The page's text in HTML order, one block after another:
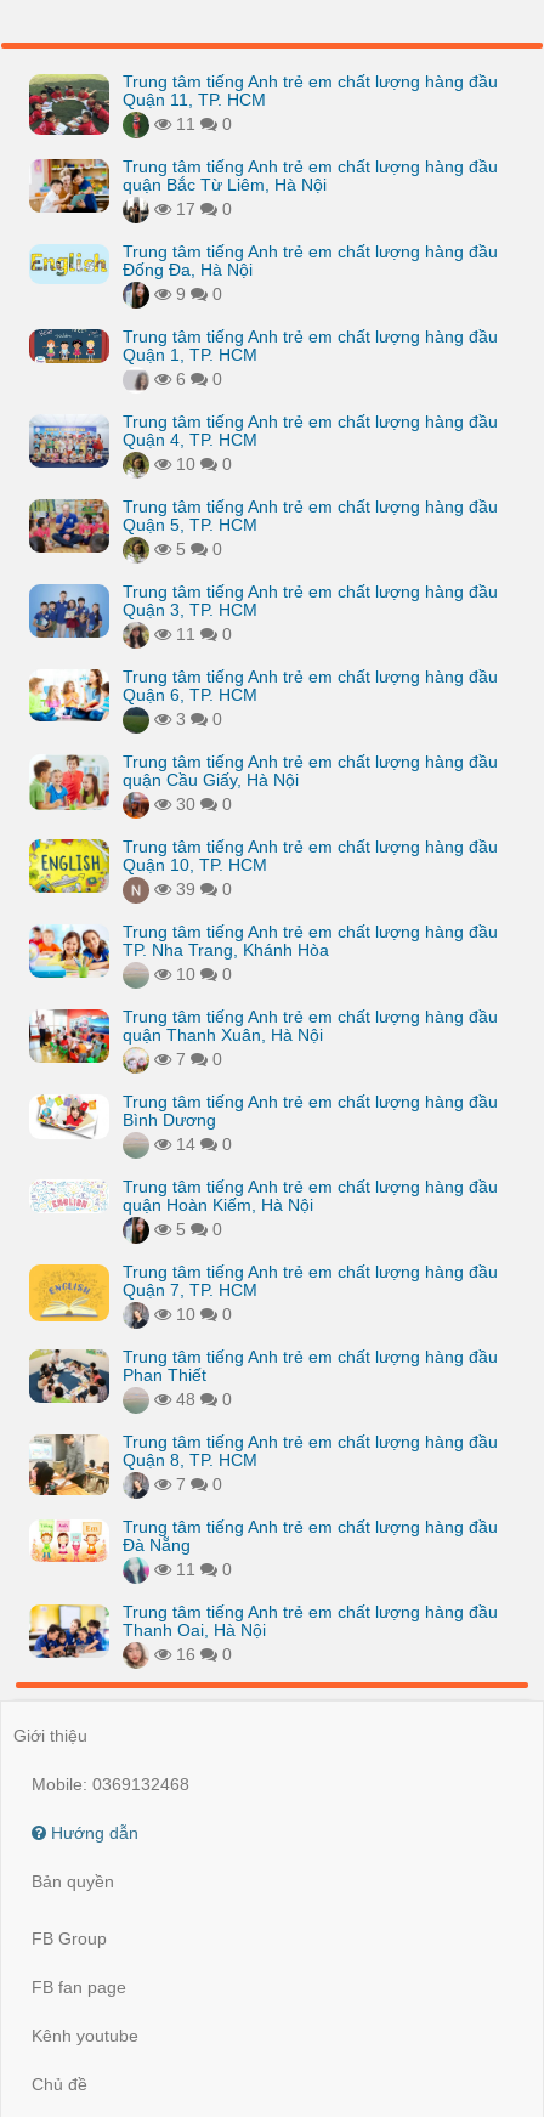
Trung tâm tiếng Anh trẻ em chất lượng hàng đầu
Quận 11, TP. HCM
11
0
Trung tâm tiếng Anh trẻ em chất lượng hàng đầu
quận Bắc Từ Liêm, Hà Nội
17
0
Trung tâm tiếng Anh trẻ em chất lượng hàng đầu
Đống Đa, Hà Nội
9
0
Trung tâm tiếng Anh trẻ em chất lượng hàng đầu
Quận 1, TP. HCM
6
0
Trung tâm tiếng Anh trẻ em chất lượng hàng đầu
Quận 4, TP. HCM
10
0
Trung tâm tiếng Anh trẻ em chất lượng hàng đầu
Quận 5, TP. HCM
5
0
Trung tâm tiếng Anh trẻ em chất lượng hàng đầu
Quận 3, TP. HCM
11
0
Trung tâm tiếng Anh trẻ em chất lượng hàng đầu
Quận 6, TP. HCM
3
0
Trung tâm tiếng Anh trẻ em chất lượng hàng đầu
quận Cầu Giấy, Hà Nội
30
0
Trung tâm tiếng Anh trẻ em chất lượng hàng đầu
Quận 10, TP. HCM
39
0
Trung tâm tiếng Anh trẻ em chất lượng hàng đầu
TP. Nha Trang, Khánh Hòa
10
0
Trung tâm tiếng Anh trẻ em chất lượng hàng đầu
quận Thanh Xuân, Hà Nội
7
0
Trung tâm tiếng Anh trẻ em chất lượng hàng đầu
Bình Dương
14
0
Trung tâm tiếng Anh trẻ em chất lượng hàng đầu
quận Hoàn Kiếm, Hà Nội
5
0
Trung tâm tiếng Anh trẻ em chất lượng hàng đầu
Quận 7, TP. HCM
10
0
Trung tâm tiếng Anh trẻ em chất lượng hàng đầu
Phan Thiết
48
0
Trung tâm tiếng Anh trẻ em chất lượng hàng đầu
Quận 8, TP. HCM
7
0
Trung tâm tiếng Anh trẻ em chất lượng hàng đầu
Đà Nẵng
11
0
Trung tâm tiếng Anh trẻ em chất lượng hàng đầu
Thanh Oai, Hà Nội
16
0
Giới thiệu
Mobile: 0369132468
Hướng dẫn
Bản quyền
FB Group
FB fan page
Kênh youtube
Chủ đề